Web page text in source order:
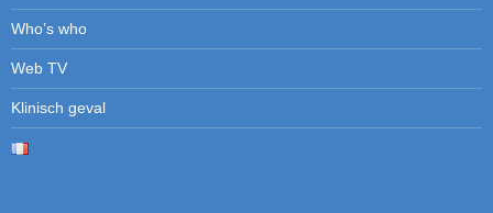
Who’s who
Web TV
Klinisch geval